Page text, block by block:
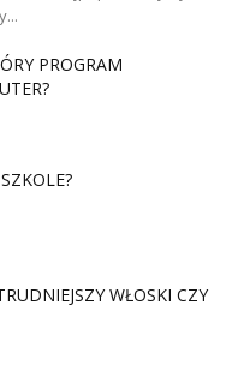
PROGRAM
WŁOSKI CZY